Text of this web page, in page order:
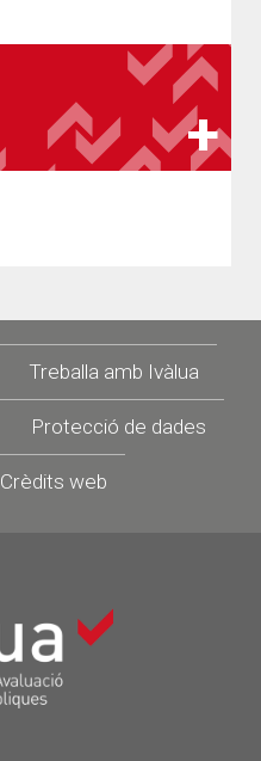
Treballa amb Ivàlua
Protecció de dades
Crèdits web